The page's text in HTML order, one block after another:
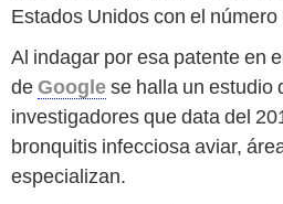
Estados Unidos con el
Al indagar por esa patente en
deGooglese halla un estudio
investigadores que data del
bronquitis infecciosa aviar,
especializan.